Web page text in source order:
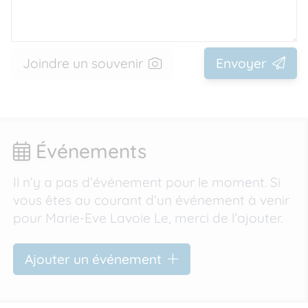
Joindre un souvenir Envoyer
Événements
Il n’y a pas d’événement pour le moment. Si
vous êtes au courant d’un événement à venir
pour Marie-Eve Lavoie Le, merci de l’ajouter.
Ajouter un événement